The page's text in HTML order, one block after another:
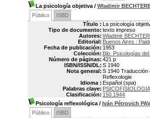
La psicología objetiva / Wladimir
Público
ISBD
Título : La psicología
Tipo de documento: texto impreso
Autores: Wladimir
Editorial: Buenos Aires :
Fecha de publicación: 1953
Colección: Bib. Psicologías
Número de páginas: 421 p
ISBN/ISSN/DL: S 1940
Nota general: S 1940 Traducción
Reflexologie
Idioma : Español (spa)
Palabras clave: PSICOFISIOLOGIA
Clasificación: 150.1944
Psicología reflexológica / Iván Pétrovich
Público
ISBD